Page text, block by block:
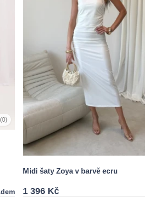
(0)
Midi šaty Zoya v barvě ecru
1 396 Kč